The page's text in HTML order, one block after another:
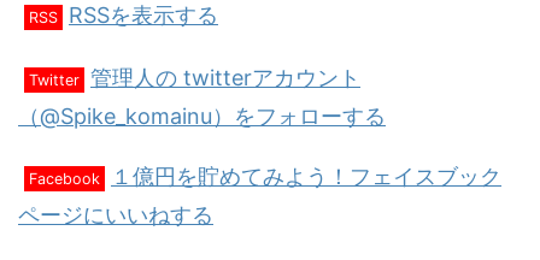
RSS RSSを表示する
Twitter 管理人の twitterアカウント
（@Spike_komainu）をフォローする
Facebook
１億円を貯めてみよう！フェイスブック
ページにいいねする